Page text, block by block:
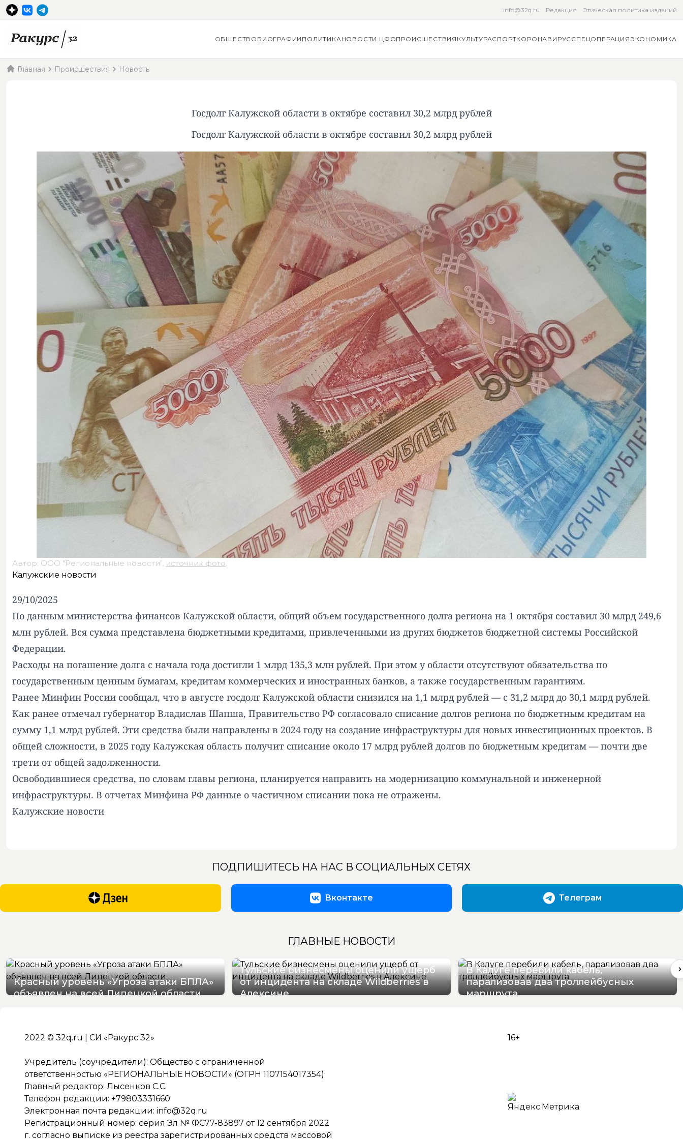
info@32q.ru Редакция Этическая политика изданий
ОБЩЕСТВО БИОГРАФИИ ПОЛИТИКАНОВОСТИ ЦФОПРОИСШЕСТВИЯ КУЛЬТУРАСПОРТКОРОНАВИРУССПЕЦОПЕРАЦИЯЭКОНОМИКА
Главная Происшествия Новость
Госдолг Калужской области в октябре составил 30,2 млрд рублей
Госдолг Калужской области в октябре составил 30,2 млрд рублей
Автор: ООО "Региональные новости", источник фото.
Калужские новости
29/10/2025
По данным министерства финансов Калужской области, общий объем государственного долга региона на 1 октября составил 30 млрд 249,6
млн рублей. Вся сумма представлена бюджетными кредитами, привлеченными из других бюджетов бюджетной системы Российской
Федерации.
Расходы на погашение долга с начала года достигли 1 млрд 135,3 млн рублей. При этом у области отсутствуют обязательства по
государственным ценным бумагам, кредитам коммерческих и иностранных банков, а также государственным гарантиям.
Ранее Минфин России сообщал, что в августе госдолг Калужской области снизился на 1,1 млрд рублей — с 31,2 млрд до 30,1 млрд рублей.
Как ранее отмечал губернатор Владислав Шапша, Правительство РФ согласовало списание долгов региона по бюджетным кредитам на
сумму 1,1 млрд рублей. Эти средства были направлены в 2024 году на создание инфраструктуры для новых инвестиционных проектов. В
общей сложности, в 2025 году Калужская область получит списание около 17 млрд рублей долгов по бюджетным кредитам — почти две
трети от общей задолженности.
Освободившиеся средства, по словам главы региона, планируется направить на модернизацию коммунальной и инженерной
инфраструктуры. В отчетах Минфина РФ данные о частичном списании пока не отражены.
Калужские новости
ПОДПИШИТЕСЬ НА НАС В СОЦИАЛЬНЫХ СЕТЯХ
Вконтакте Телеграм
ГЛАВНЫЕ НОВОСТИ
Красный уровень «Угроза атаки БПЛА»
объявлен на всей Липецкой области
Тульские бизнесмены оценили ущерб
от инцидента на складе Wildberries в
Алексине
В Калуге перебили кабель,
парализовав два троллейбусных
маршрута
2022 © 32q.ru | СИ «Ракурс 32»
Учредитель (соучредители): Общество с ограниченной
ответственностью «РЕГИОНАЛЬНЫЕ НОВОСТИ» (ОГРН 1107154017354)
Главный редактор: Лысенков С.С.
Телефон редакции: +79803331660
Электронная почта редакции: info@32q.ru
Регистрационный номер: серия Эл № ФС77-83897 от 12 сентября 2022
г. согласно выписке из реестра зарегистрированных средств массовой
16+